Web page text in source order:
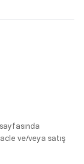
sayfasında
ve/veya satış